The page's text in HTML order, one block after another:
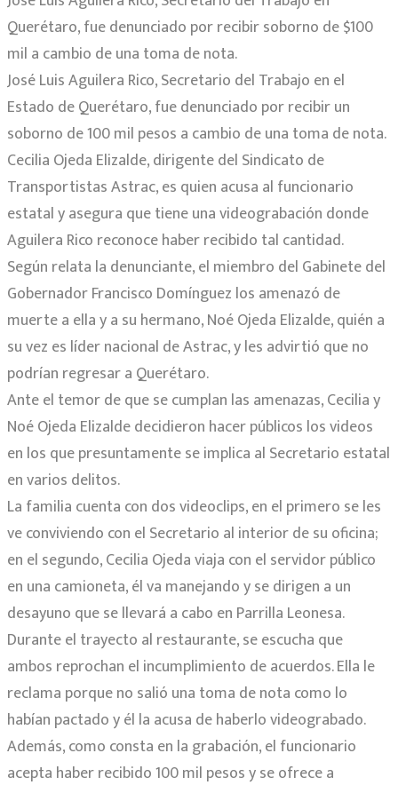
Querétaro, fue denunciado por recibir soborno de $100
mil a cambio de una toma de nota.
José Luis Aguilera Rico, Secretario del Trabajo en el
Estado de Querétaro, fue denunciado por recibir un
soborno de 100 mil pesos a cambio de una toma de nota.
Cecilia Ojeda Elizalde, dirigente del Sindicato de
Transportistas Astrac, es quien acusa al funcionario
estatal y asegura que tiene una videograbación donde
Aguilera Rico reconoce haber recibido tal cantidad.
Según relata la denunciante, el miembro del Gabinete del
Gobernador Francisco Domínguez los amenazó de
muerte a ella y a su hermano, Noé Ojeda Elizalde, quién a
su vez es líder nacional de Astrac, y les advirtió que no
podrían regresar a Querétaro.
Ante el temor de que se cumplan las amenazas, Cecilia y
Noé Ojeda Elizalde decidieron hacer públicos los videos
en los que presuntamente se implica al Secretario estatal
en varios delitos.
La familia cuenta con dos videoclips, en el primero se les
ve conviviendo con el Secretario al interior de su oficina;
en el segundo, Cecilia Ojeda viaja con el servidor público
en una camioneta, él va manejando y se dirigen a un
desayuno que se llevará a cabo en Parrilla Leonesa.
Durante el trayecto al restaurante, se escucha que
ambos reprochan el incumplimiento de acuerdos. Ella le
reclama porque no salió una toma de nota como lo
habían pactado y él la acusa de haberlo videograbado.
Además, como consta en la grabación, el funcionario
acepta haber recibido 100 mil pesos y se ofrece a